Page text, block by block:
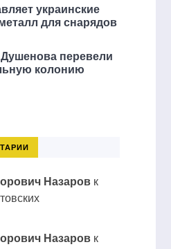
украинские
для снарядов
перевели
колонию
Назаровк
Назаровк